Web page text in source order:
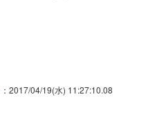
：2017/04/19(水) 11:27:10.08